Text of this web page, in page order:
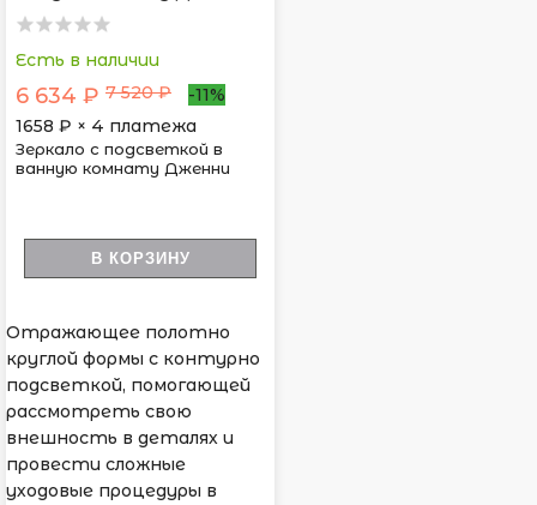
Есть в наличии
6 634 ₽ 7 520 ₽
-11%
1658 ₽ × 4 платежа
Зеркало с подсветкой в
ванную комнату Дженни
В КОРЗИНУ
Отражающее полотно
круглой формы с контурно
подсветкой, помогающей
рассмотреть свою
внешность в деталях и
провести сложные
уходовые процедуры в